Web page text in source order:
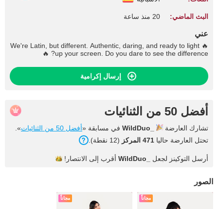
البث الماضي: 20 منذ ساعة
عني
🔥 We're Latin, but different. Authentic, daring, and ready to light
up your screen. Do you dare to see the difference? 🔥
إرسال إكرامية
أفضل 50 من الثنائيات
تشارك العارضة WildDuo_ في مسابقة «أفضل 50 من الثنائيات
».
تحتل العارضة حاليا 471 المركز (12 نقطة).
أرسل التوكينز لجعل WildDuo_ أقرب إلى الانتصار!
الصور
مجاناً مجاناً